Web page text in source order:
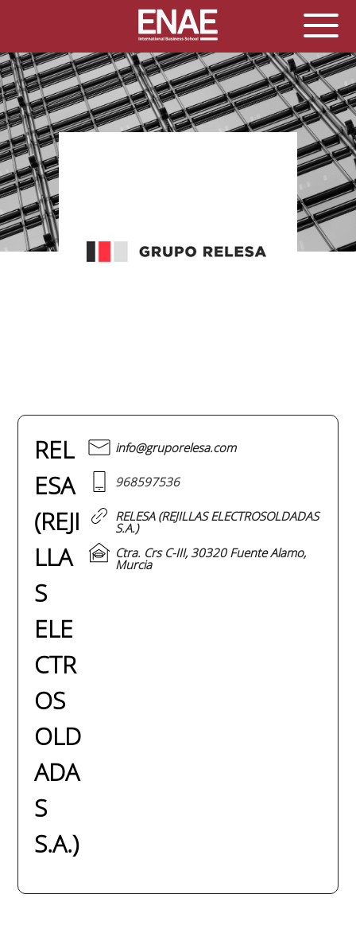
REL
ESA
(REJI
LLA
S
ELE
CTR
OS
OLD
ADA
S
S.A.)
info@gruporelesa.com
968597536
RELESA (REJILLAS ELECTROSOLDADAS
S.A.)
Ctra. Crs C-III, 30320 Fuente Alamo,
Murcia